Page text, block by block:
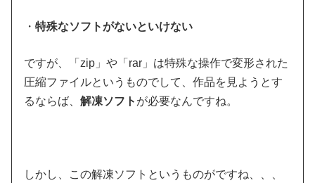
・特殊なソフトがないといけない
ですが、「zip」や「rar」は特殊な操作で変形された
圧縮ファイルというものでして、作品を見ようとす
るならば、解凍ソフト が必要なんですね。
しかし、この解凍ソフトというものがですね、、、